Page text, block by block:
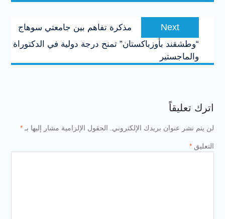
Next
Next
post:
مذكرة تفاهم بين جامعتي سوهاج
“وطشقند بأوزباكستان” تمنح درجة دولية في الدكتوراة
والماجستير
اترك تعليقاً
لن يتم نشر عنوان بريدك الإلكتروني. الحقول الإلزامية مشار إليها بـ *
التعليق *